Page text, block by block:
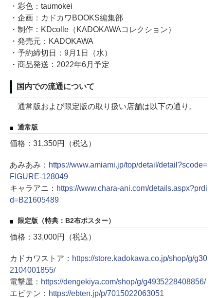
・彩色：taumokei
・企画：カドカワBOOKS編集部
・制作：KDcolle（KADOKAWAコレクション）
・発売元：KADOKAWA
・予約締切日：9月1日（水）
・商品発送：2022年6月予定
国内での流通について
通常版および限定版の取り扱い店舗は以下の通り。
通常版
価格：31,350円（税込）
あみあみ： https://www.amiami.jp/top/detail/detail?scode=
FIGURE-128049
キャラアニ： https://www.chara-ani.com/details.aspx?prdi
d=B21605489
限定版（特典：B2布ポスター）
価格：33,000円（税込）
カドカワストア： https://store.kadokawa.co.jp/shop/g/g30
2104001855/
電撃屋： https://dengekiya.com/shop/g/g4935228408856/
エビテン： https://ebten.jp/p/7015022063051